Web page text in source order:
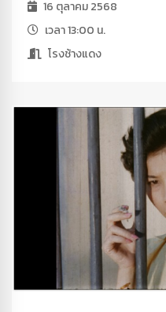
16 ตุลาคม 2568
เวลา 13:00 น.
โรงช้างแดง